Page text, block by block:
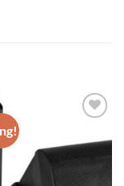
Toevoegen
aan
wenslijst